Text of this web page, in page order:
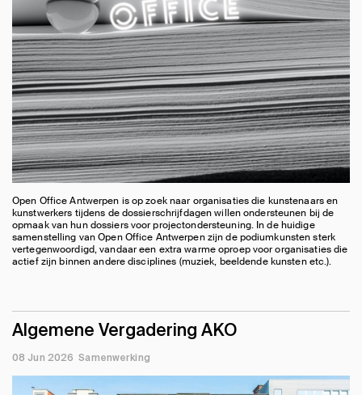
Open Office Antwerpen is op zoek naar organisaties die kunstenaars en
kunstwerkers tijdens de dossierschrijfdagen willen ondersteunen bij de
opmaak van hun dossiers voor projectondersteuning. In de huidige
samenstelling van Open Office Antwerpen zijn de podiumkunsten sterk
vertegenwoordigd, vandaar een extra warme oproep voor organisaties die
actief zijn binnen andere disciplines (muziek, beeldende kunsten etc.).
Algemene Vergadering AKO
08 Jun 2026 Samenwerking